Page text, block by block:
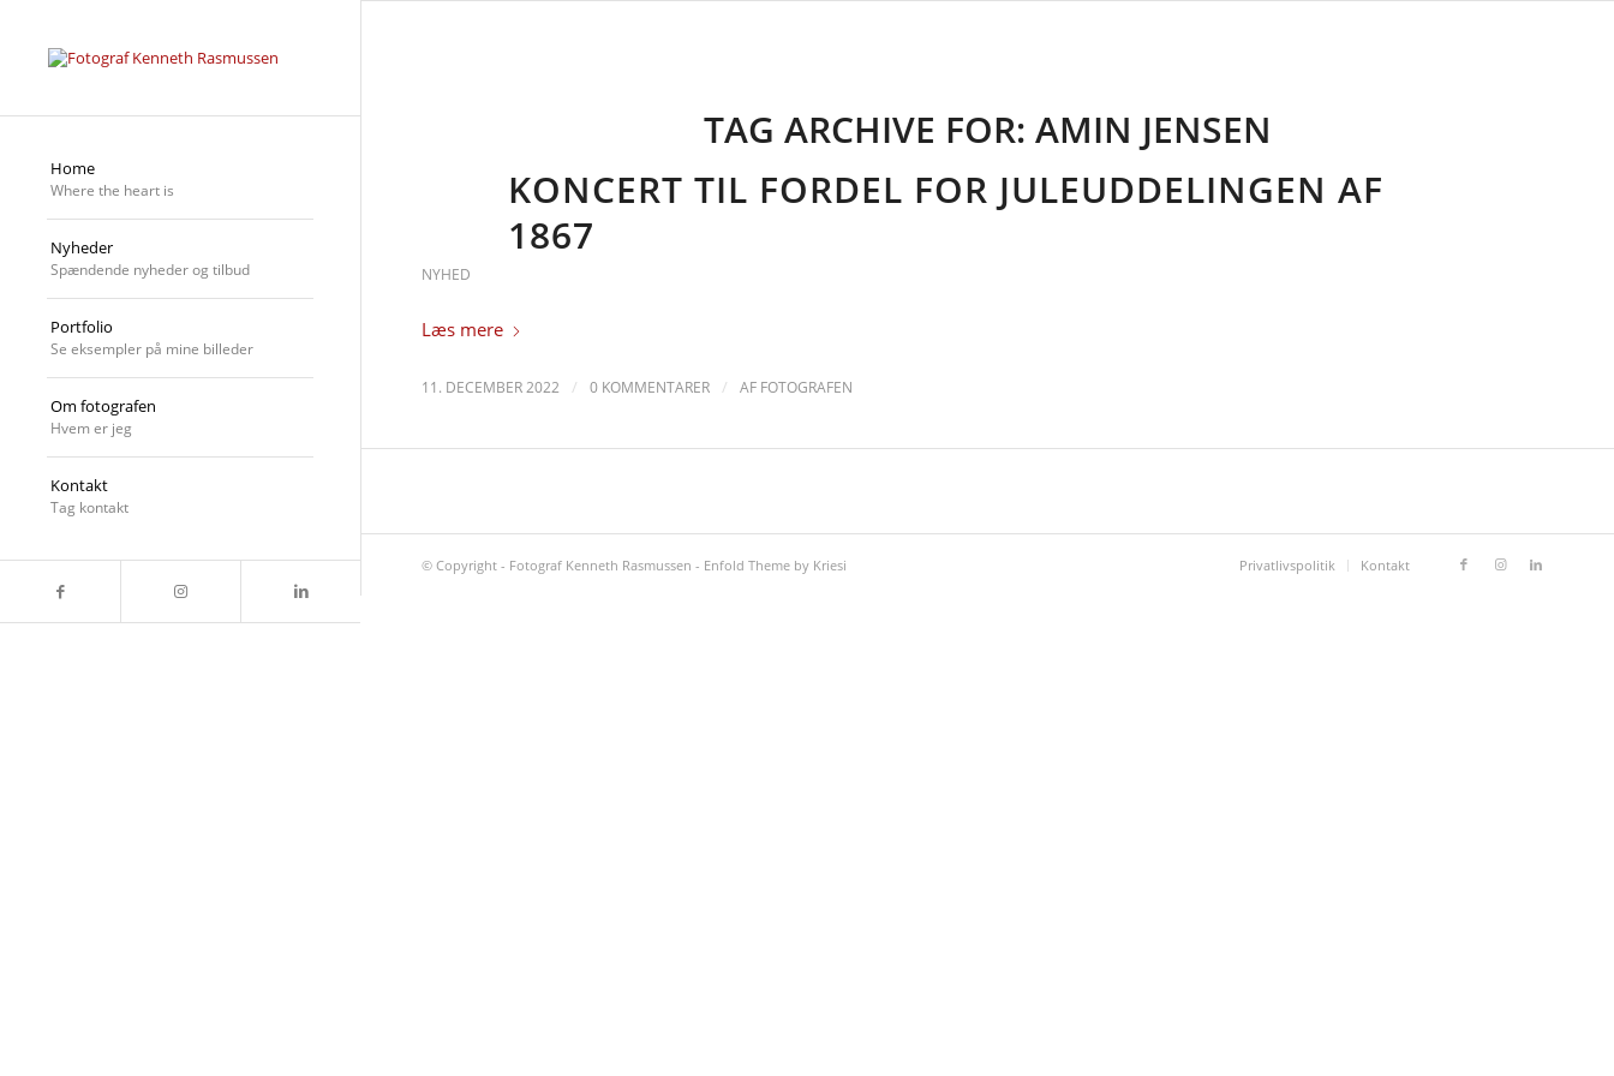
Home
Where the heart is
Nyheder
Spændende nyheder og tilbud
Portfolio
Se eksempler på mine billeder
Om fotografen
Hvem er jeg
Kontakt
Tag kontakt
TAG ARCHIVE FOR: AMIN JENSEN
KONCERT TIL FORDEL FOR JULEUDDELINGEN AF
1867
NYHED
Læs mere
11. DECEMBER 2022 / 0 KOMMENTARER / AF FOTOGRAFEN
© Copyright - Fotograf Kenneth Rasmussen - Enfold Theme by Kriesi Privatlivspolitik Kontakt